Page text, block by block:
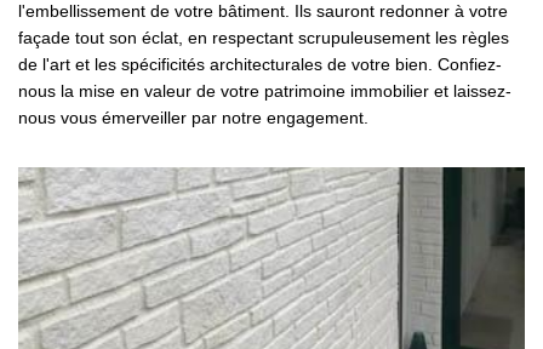
l'embellissement de votre bâtiment. Ils sauront redonner à votre
façade tout son éclat, en respectant scrupuleusement les règles
de l'art et les spécificités architecturales de votre bien. Confiez-
nous la mise en valeur de votre patrimoine immobilier et laissez-
nous vous émerveiller par notre engagement.